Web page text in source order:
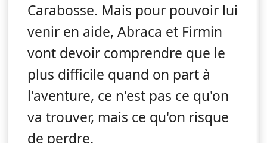
Carabosse. Mais pour pouvoir lui
venir en aide, Abraca et Firmin
vont devoir comprendre que le
plus difficile quand on part à
l'aventure, ce n'est pas ce qu'on
va trouver, mais ce qu'on risque
de perdre.